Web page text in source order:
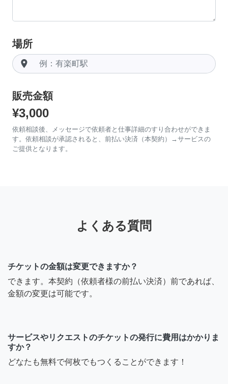
場所
room
販売金額
¥3,000
依頼相談後、メッセージで依頼者と仕事詳細のすり合わせができま
す。依頼相談が承認されると、前払い決済（本契約）→サービスの
ご提供となります。
よくある質問
チケットの金額は変更できますか？
できます。本契約（依頼者様の前払い決済）前であれば、
金額の変更は可能です。
サービスやリクエストのチケットの発行に費用はかかりま
すか？
どなたも無料で何枚でもつくることができます！